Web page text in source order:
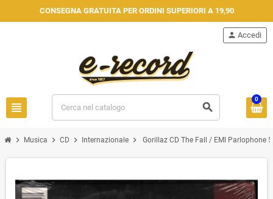
CONSEGNA GRATUITA PER ORDINI SUPERIORI A 19,90
view_headline search
person Accedi
0
chevron_right Musica chevron_right CD chevron_right Internazionale chevron_right Gorillaz CD The Fall / EMI Parlophone